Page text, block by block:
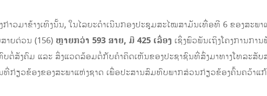
າວມາຂ້າງເທິງນັ້ນ, ໃນໄລຍະດໍາເນີນກອງປະຊຸມສະໄໝສາມັນເທື່ອທີ 6 ຂອງສະພ
າຍດ່ວນ (156) ຫຼາຍກວ່າ 593 ສາຍ, ມີ 425 ເລື່ອງ ເຊິ່ງພົວພັນເຖິງໂຄງການກາ
ສັງຄົມ ແລະ ສິ່ງແວດລ້ອມຕໍ່ກັບຄໍາຄິດເຫັນຂອງປະຊາຊົນທີ່ສົ່ງມາທາງໂທລະສັບ
ກ່ຽວຂ້ອງຂອງສະພາແຫ່ງຊາດ ເພື່ອປະສານສົມທົບພາກສ່ວນກ່ຽວຂ້ອງຄົ້ນຄວ້າແ